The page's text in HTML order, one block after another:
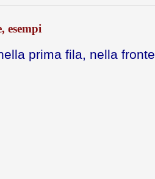
esempi
prima fila, nella fronte